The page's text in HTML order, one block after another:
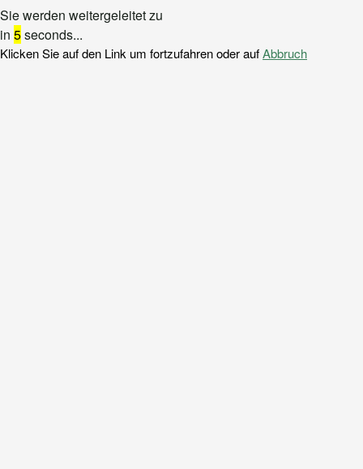
Sie werden weitergeleitet zu
in 5seconds...
Klicken Sie auf den Link um fortzufahren oder aufAbbruch